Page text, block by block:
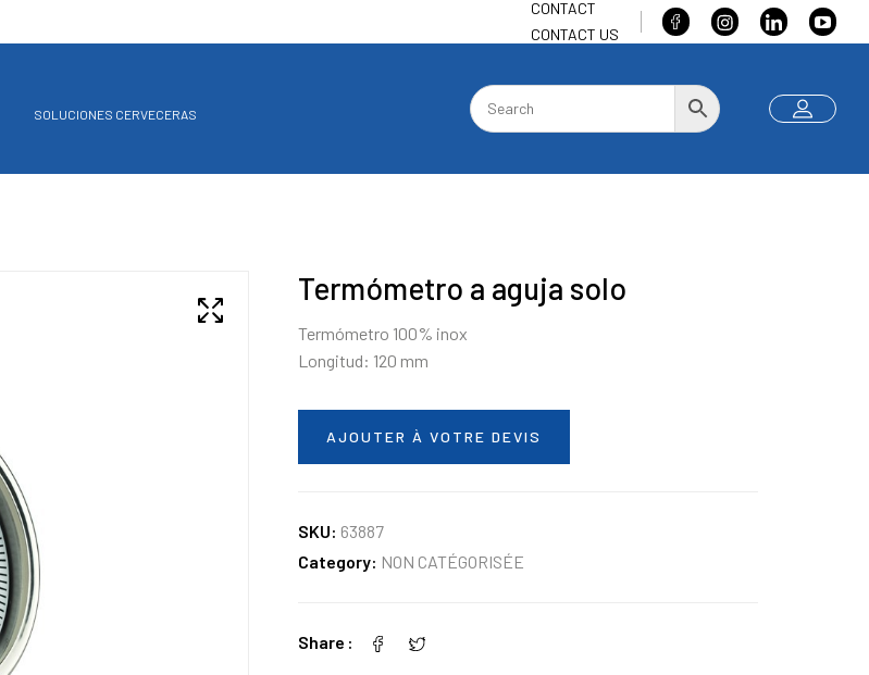
CONTACT
CONTACT US
SOLUCIONES CERVECERAS
Termómetro a aguja solo
Termómetro 100% inox
Longitud: 120 mm
AJOUTER À VOTRE DEVIS
SKU: 63887
Category: NON CATÉGORISÉE
Share